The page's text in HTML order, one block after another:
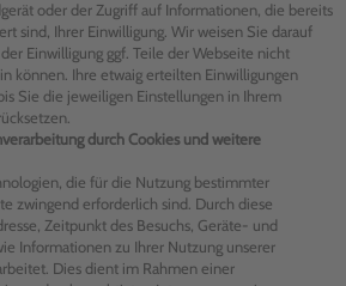
oder der Zugriff auf Informationen, die bereits
sind, Ihrer Einwilligung. Wir weisen Sie darauf
Einwilligung ggf. Teile der Webseite nicht
können. Ihre etwaig erteilten Einwilligungen
Sie die jeweiligen Einstellungen in Ihrem
durch Cookies und weitere
die für die Nutzung bestimmter
zwingend erforderlich sind. Durch diese
Zeitpunkt des Besuchs, Geräte- und
Informationen zu Ihrer Nutzung unserer
Dies dient im Rahmen einer